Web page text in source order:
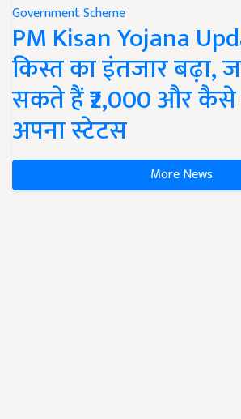
Government Scheme
PM Kisan Yojana
किस्त का इंतजार बढ़ा,
सकते हैं ₹2,000 और
अपना स्टेटस
More News